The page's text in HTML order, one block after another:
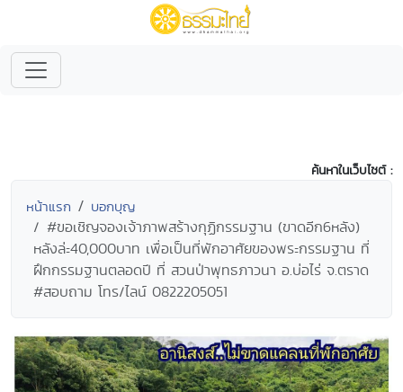
ค้นหาในเว็บไซต์ :
หน้าแรก บอกบุญ
#ขอเชิญจองเจ้าภาพสร้างกุฏิกรรมฐาน (ขาดอีก6หลัง)
หลังล่ะ40,000บาท เพื่อเป็นที่พักอาศัยของพระกรรมฐาน ที่
ฝึกกรรมฐานตลอดปี ที่ สวนป่าพุทธภาวนา อ.บ่อไร่ จ.ตราด
#สอบถาม โทร/ไลน์ 0822205051